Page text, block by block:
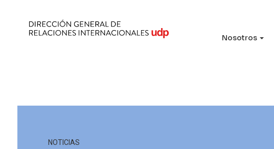
Nosotros
NOTICIAS